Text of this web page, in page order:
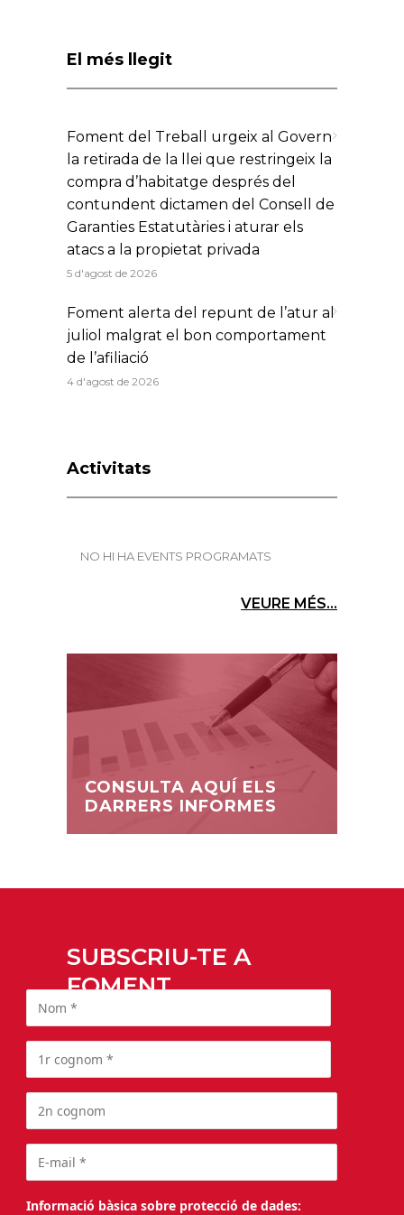
El més llegit
Foment del Treball urgeix al Govern
la retirada de la llei que restringeix la
compra d’habitatge després del
contundent dictamen del Consell de
Garanties Estatutàries i aturar els
atacs a la propietat privada
5 d'agost de 2026
Foment alerta del repunt de l’atur al
juliol malgrat el bon comportament
de l’afiliació
4 d'agost de 2026
Activitats
NO HI HA EVENTS PROGRAMATS
VEURE MÉS...
CONSULTA AQUÍ ELS
DARRERS INFORMES
SUBSCRIU-TE A
FOMENT
Informació bàsica sobre protecció de dades: